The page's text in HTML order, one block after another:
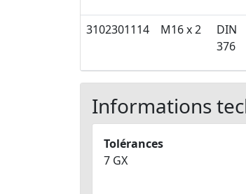
3102301114 M16 x 2
DIN
376
Informations
Tolérances
7 GX